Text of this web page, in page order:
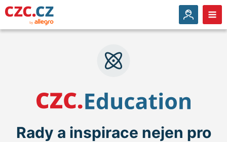
Rady a inspirace nejen pro